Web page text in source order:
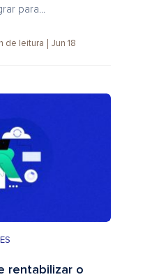
para...
de leitura Jun 18
rentabilizar o